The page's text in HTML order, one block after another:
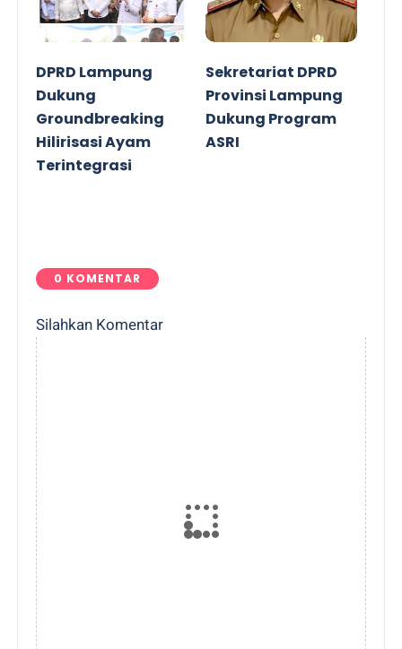
DPRD Lampung
Dukung
Groundbreaking
Hilirisasi Ayam
Terintegrasi
Sekretariat DPRD
Provinsi Lampung
Dukung Program
ASRI
0 KOMENTAR
Silahkan Komentar